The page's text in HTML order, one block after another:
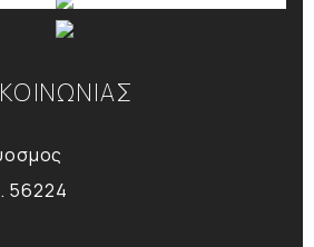
56224